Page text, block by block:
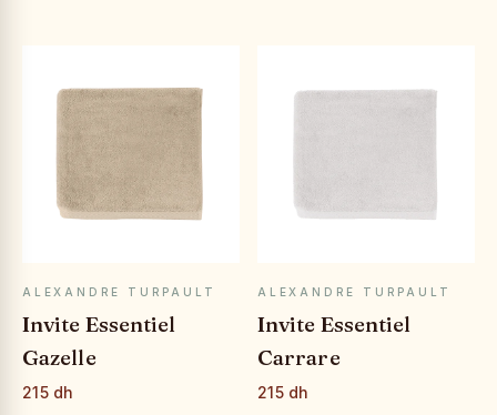
APERÇU RAPIDE
ALEXANDRE TURPAULT
Invite Essentiel
Gazelle
215 dh
APERÇU RAPIDE
ALEXANDRE TURPAULT
Invite Essentiel
Carrare
215 dh